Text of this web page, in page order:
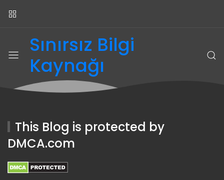
Sınırsız Bilgi
Kaynağı
This Blog is protected by
DMCA.com